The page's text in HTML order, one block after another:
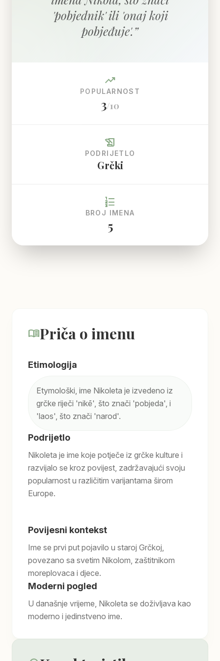
'pobjednik' ili 'onaj koji
pobjeđuje'.”
trending_up
POPULARNOST
3/10
history_edu
PODRIJETLO
Grčki
format_list_numbered
BROJ IMENA
5
menu_bookPriča o imenu
Etimologija
Etymološki, ime Nikoleta je izvedeno iz
grčke riječi 'nikē', što znači 'pobjeda', i
'laos', što znači 'narod'.
Podrijetlo
Nikoleta je ime koje potječe iz grčke kulture i
razvijalo se kroz povijest, zadržavajući svoju
popularnost u različitim varijantama širom
Europe.
Povijesni kontekst
Ime se prvi put pojavilo u staroj Grčkoj,
povezano sa svetim Nikolom, zaštitnikom
moreplovaca i djece.
Moderni pogled
U današnje vrijeme, Nikoleta se doživljava kao
moderno i jedinstveno ime.